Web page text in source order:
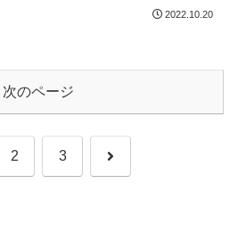
2022.10.20
次のページ
2 3 次